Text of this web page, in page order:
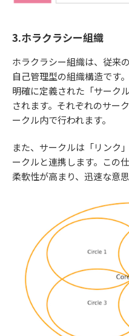
3.ホラクラシー組織
ホラクラシー組織は、従来
自己管理型の組織構造です
明確に定義された「サーク
されます。それぞれのサー
ークル内で行われます。
また、サークルは「リンク
ークルと連携します。この
柔軟性が高まり、迅速な意